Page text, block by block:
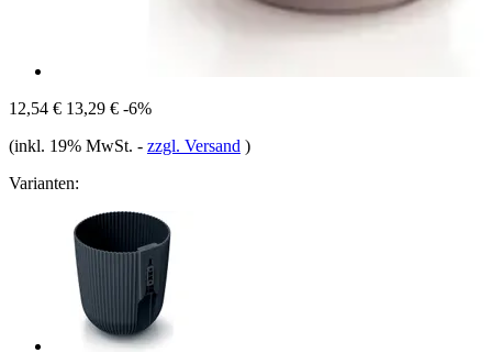
12,54 € 13,29 € -6%
(inkl. 19% MwSt. - zzgl. Versand )
Varianten: